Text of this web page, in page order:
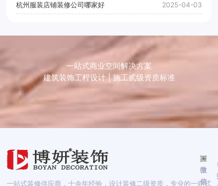
杭州服装店铺装修公司哪家好 2025-04-03
一站式商业空间解决方案
建筑装饰工程设计 | 施工贰级资质标准
一站式装修供应商，十余年经验，设计装修二级资质，专业的一站式
微
信